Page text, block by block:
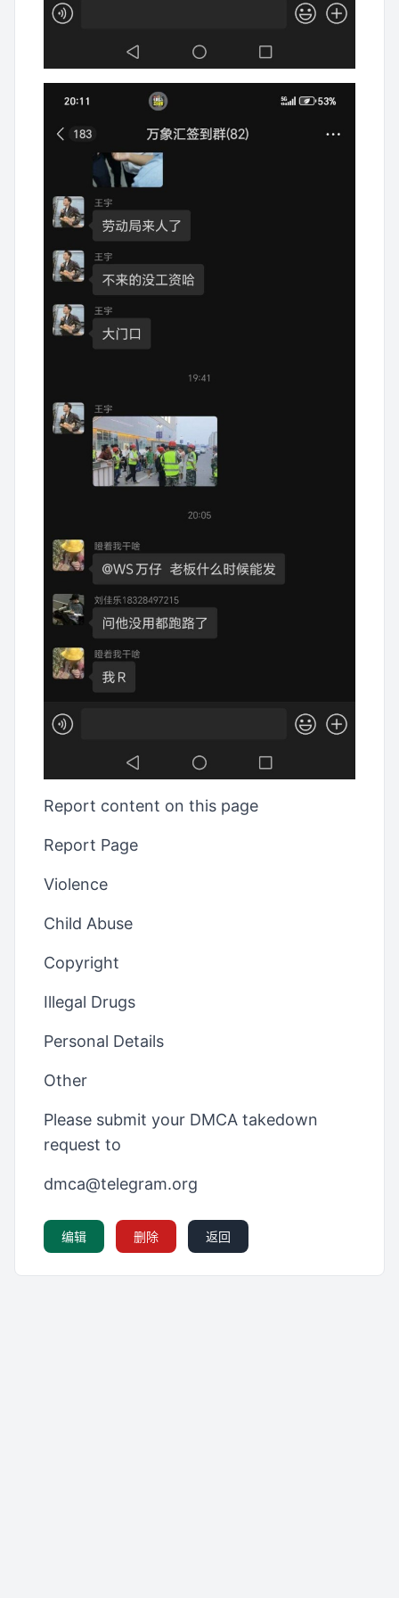
Report content on this page
Report Page
Violence
Child Abuse
Copyright
Illegal Drugs
Personal Details
Other
Please submit your DMCA takedown
request to
dmca@telegram.org
编辑 删除 返回